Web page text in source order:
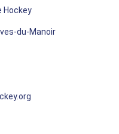
Hockey
du-Manoir